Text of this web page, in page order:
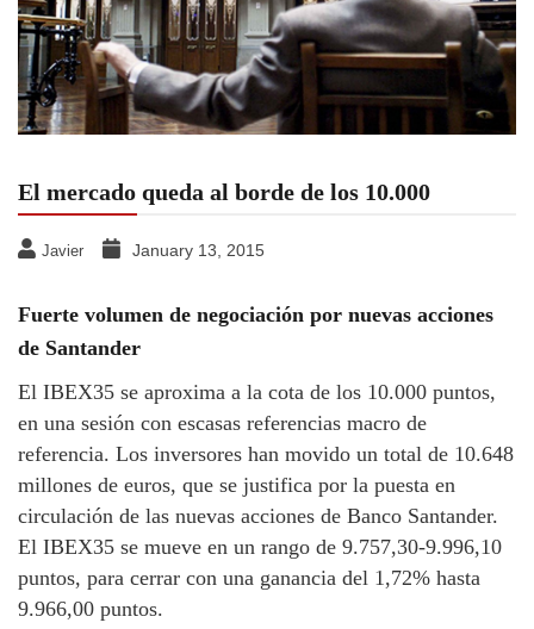
El mercado queda al borde de los 10.000
Javier January 13, 2015
Fuerte volumen de negociación por nuevas acciones
de Santander
El IBEX35 se aproxima a la cota de los 10.000 puntos,
en una sesión con escasas referencias macro de
referencia. Los inversores han movido un total de 10.648
millones de euros, que se justifica por la puesta en
circulación de las nuevas acciones de Banco Santander.
El IBEX35 se mueve en un rango de 9.757,30-9.996,10
puntos, para cerrar con una ganancia del 1,72% hasta
9.966,00 puntos.